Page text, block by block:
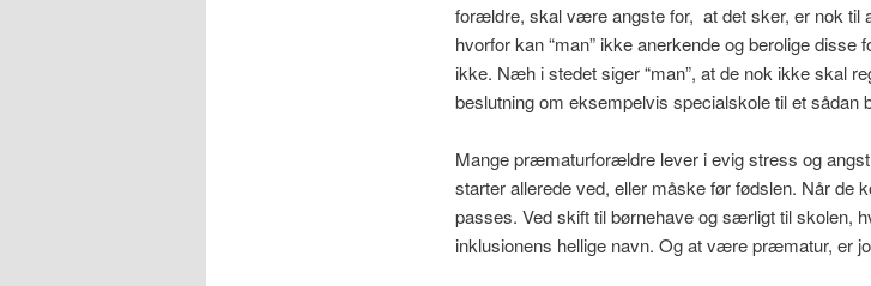
forældre, skal være angste for, at det sker, er nok til
hvorfor kan “man” ikke anerkende og berolige
ikke. Næh i stedet siger “man”, at de nok ikke skal
beslutning om eksempelvis specialskole til et sådan
Mange præmaturforældre lever i evig stress og
starter allerede ved, eller måske før fødslen. Når de
passes. Ved skift til børnehave og særligt til skolen,
inklusionens hellige navn. Og at være præmatur, er